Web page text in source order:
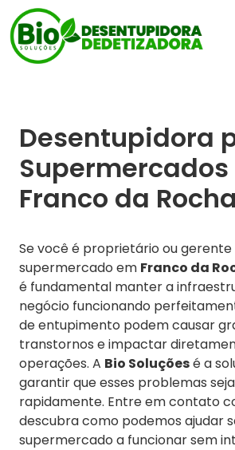
Desentupidora
Franco da
Se você é proprietário ou gerente
supermercado em Franco da
é fundamental manter a
negócio funcionando
de entupimento podem causar
transtornos e impactar
operações. A Bio Soluçõesé a
garantir que esses problemas
rapidamente. Entre em contato
descubra como podemos ajudar
supermercado a funcionar sem